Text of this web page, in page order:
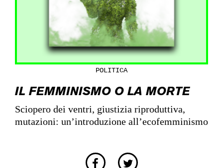
POLITICA
IL FEMMINISMO O LA MORTE
Sciopero dei ventri, giustizia riproduttiva,
mutazioni: un’introduzione all’ecofemminismo